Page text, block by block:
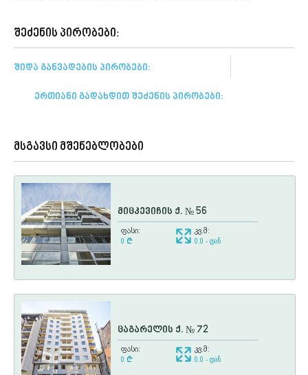
შეძენის პირობები:
შიდა განვადების პირობები:
ერთიანი გადახდით შეძენის პირობები:
მსგავსი მშენებლობები
მიცკევიჩის ქ. № 56
ფასი:
0 ¢
კვ.მ:
0.0 - დან
ცაგარელის ქ. № 72
ფასი:
0 ¢
კვ.მ:
0.0 - დან